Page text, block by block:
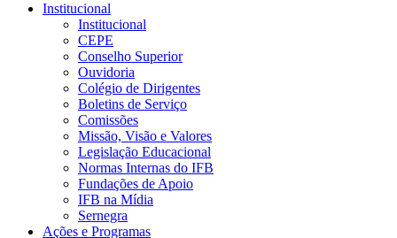
Institucional
Institucional
CEPE
Conselho Superior
Ouvidoria
Colégio de Dirigentes
Boletins de Serviço
Comissões
Missão, Visão e Valores
Legislação Educacional
Normas Internas do IFB
Fundações de Apoio
IFB na Mídia
Sernegra
Ações e Programas